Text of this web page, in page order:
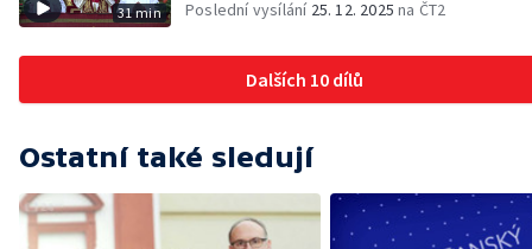
31 min
Poslední vysílání 25. 12. 2025 na ČT2
Dalších 10 dílů
Ostatní také sledují